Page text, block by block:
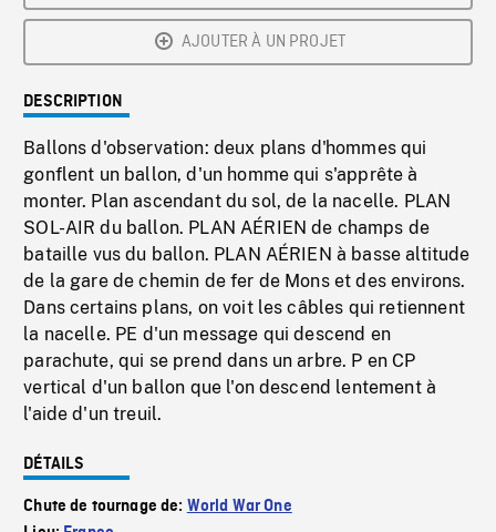
AJOUTER À UN PROJET
DESCRIPTION
Ballons d'observation: deux plans d'hommes qui
gonflent un ballon, d'un homme qui s'apprête à
monter. Plan ascendant du sol, de la nacelle. PLAN
SOL-AIR du ballon. PLAN AÉRIEN de champs de
bataille vus du ballon. PLAN AÉRIEN à basse altitude
de la gare de chemin de fer de Mons et des environs.
Dans certains plans, on voit les câbles qui retiennent
la nacelle. PE d'un message qui descend en
parachute, qui se prend dans un arbre. P en CP
vertical d'un ballon que l'on descend lentement à
l'aide d'un treuil.
DÉTAILS
Chute de tournage de: World War One